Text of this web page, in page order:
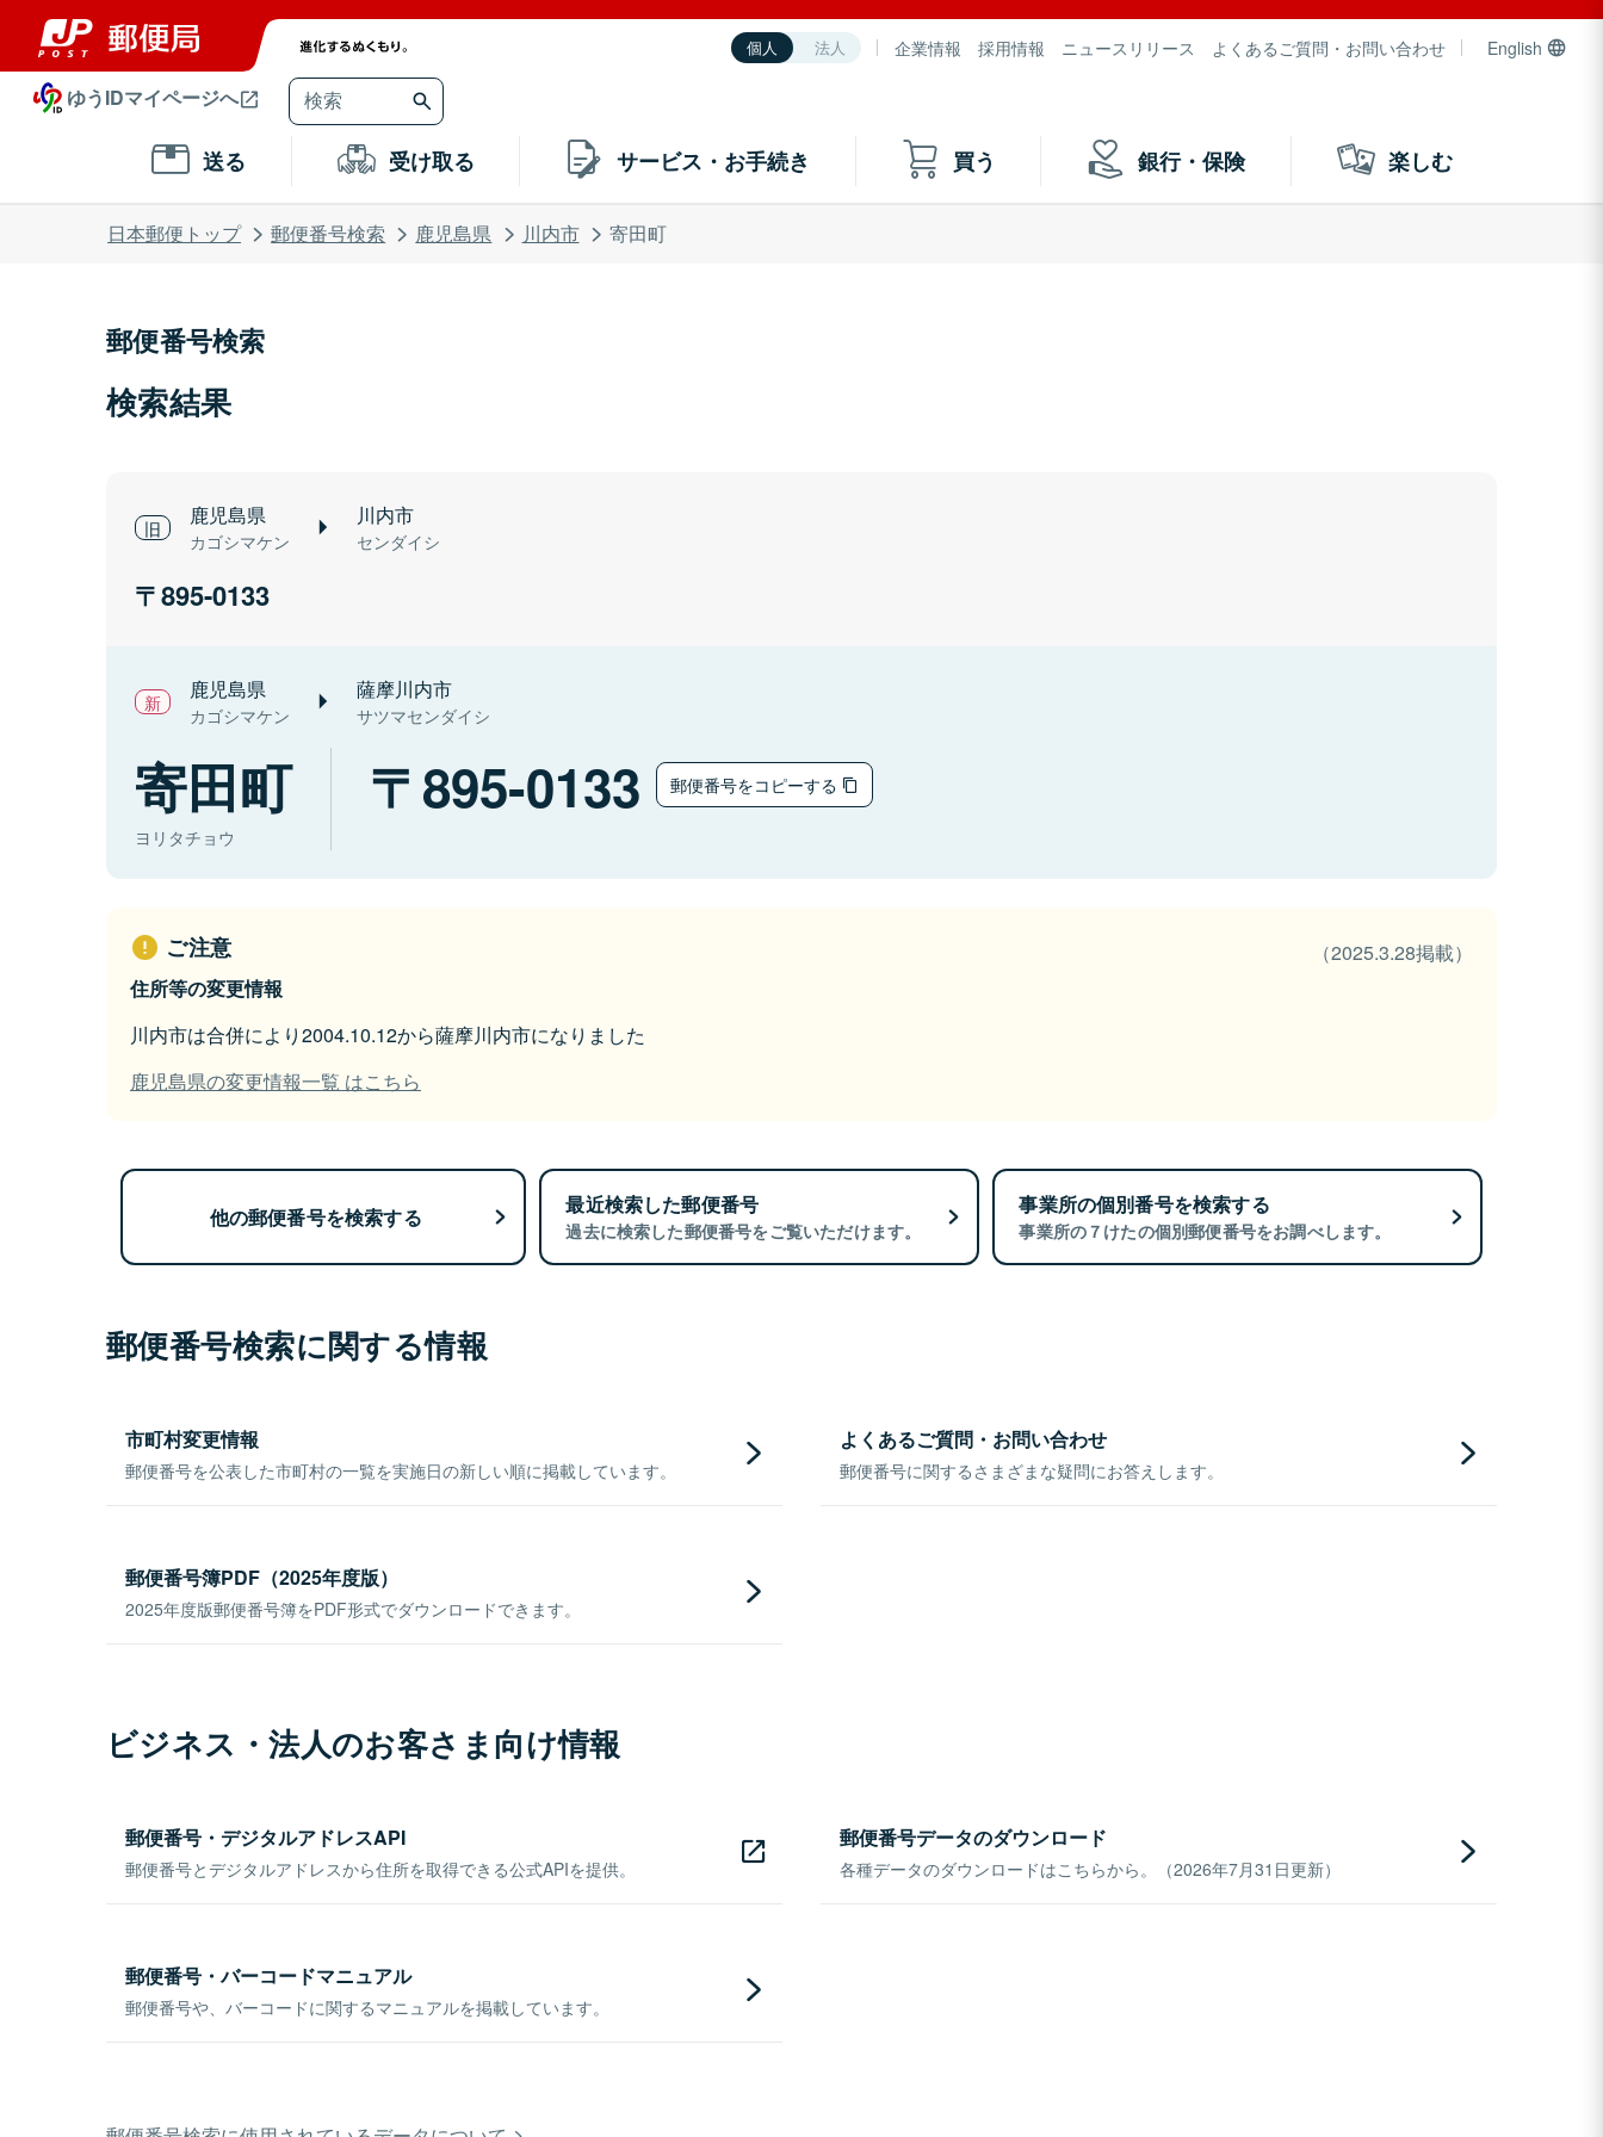
個人 法人 企業情報 採用情報 ニュースリリース よくあるご質問・お問い合わせ English
ゆうIDマイページへ
送る 受け取る サービス・お手続き 買う 銀行・保険 楽しむ
日本郵便トップ 郵便番号検索 鹿児島県 川内市 寄田町
郵便番号検索
検索結果
鹿児島県
カゴシマケン
川内市
センダイシ
895-0133
鹿児島県
カゴシマケン
薩摩川内市
サツマセンダイシ
寄田町
ヨリタチョウ
895-0133 郵便番号をコピーする
ご注意
（2025.3.28掲載）
住所等の変更情報
川内市は合併により2004.10.12から薩摩川内市になりました
鹿児島県の変更情報一覧 はこちら
他の郵便番号を検索する 最近検索した郵便番号
過去に検索した郵便番号をご覧いただけます。
事業所の個別番号を検索する
事業所の７けたの個別郵便番号をお調べします。
郵便番号検索に関する情報
市町村変更情報
郵便番号を公表した市町村の一覧を実施日の新しい順に掲載しています。
よくあるご質問・お問い合わせ
郵便番号に関するさまざまな疑問にお答えします。
郵便番号簿PDF（2025年度版）
2025年度版郵便番号簿をPDF形式でダウンロードできます。
ビジネス・法人のお客さま向け情報
郵便番号・デジタルアドレスAPI
郵便番号とデジタルアドレスから住所を取得できる公式APIを提供。
郵便番号データのダウンロード
各種データのダウンロードはこちらから。（2026年7月31日更新）
郵便番号・バーコードマニュアル
郵便番号や、バーコードに関するマニュアルを掲載しています。